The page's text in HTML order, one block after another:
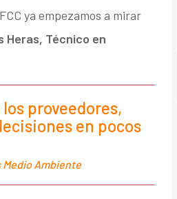
ya empezamos a mirar
Heras, Técnico en
proveedores,
en pocos
Ambiente